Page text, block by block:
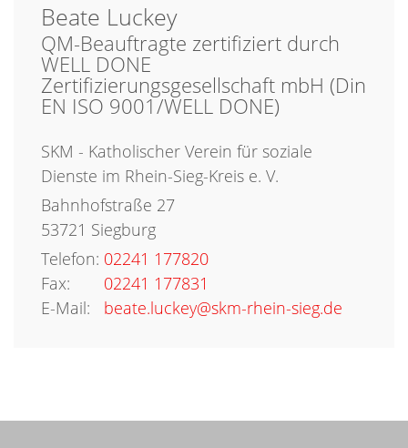
Beate Luckey
QM-Beauftragte zertifiziert durch
WELL DONE
Zertifizierungsgesellschaft mbH (Din
EN ISO 9001/WELL DONE)
SKM - Katholischer Verein für soziale
Dienste im Rhein-Sieg-Kreis e. V.
Bahnhofstraße 27
53721 Siegburg
Telefon: 02241 177820
Fax:
02241 177831
E-Mail:
beate.luckey@skm-rhein-sieg.de